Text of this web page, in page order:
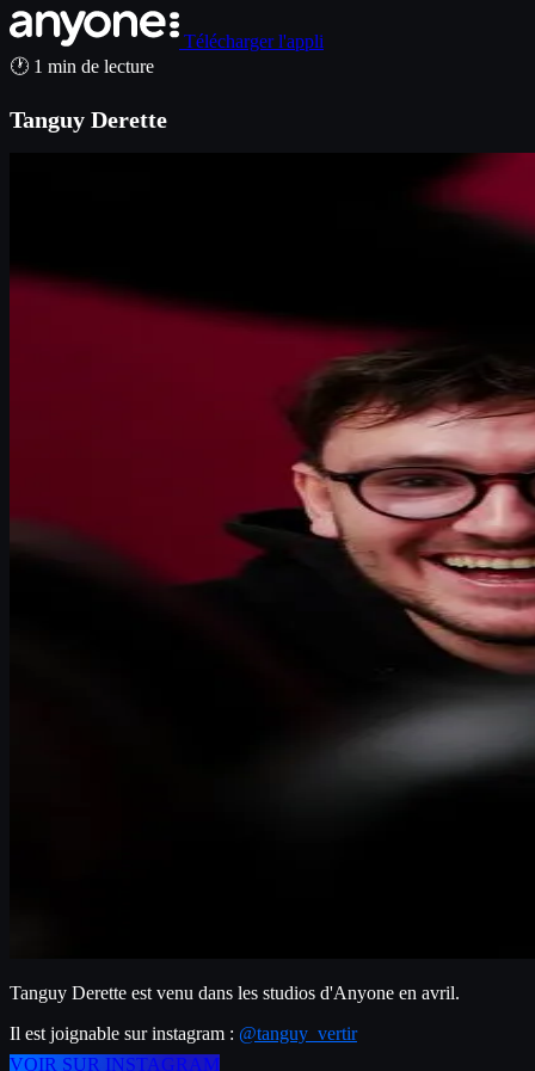
Télécharger l'appli
🕐 1 min de lecture
Tanguy Derette
Tanguy Derette est venu dans les studios d'Anyone en avril.
Il est joignable sur instagram : @tanguy_vertir
VOIR SUR INSTAGRAM